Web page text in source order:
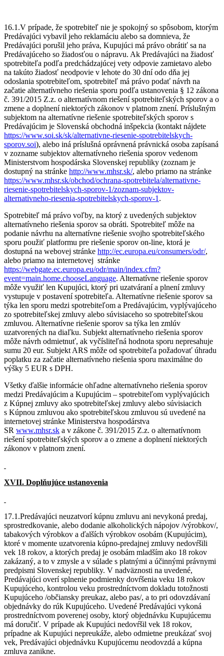
16.1.V prípade, že spotrebiteľ nie je spokojný so spôsobom, ktorým
Predávajúci vybavil jeho reklamáciu alebo sa domnieva, že
Predávajúci porušil jeho práva, Kupujúci má právo obrátiť sa na
Predávajúceho so žiadosťou o nápravu. Ak Predávajúci na žiadosť
spotrebiteľa podľa predchádzajúcej vety odpovie zamietavo alebo
na takúto žiadosť neodpovie v lehote do 30 dní odo dňa jej
odoslania spotrebiteľom, spotrebiteľ má právo podať návrh na
začatie alternatívneho riešenia sporu podľa ustanovenia § 12 zákona
č. 391/2015 Z.z. o alternatívnom riešení spotrebiteľských sporov a o
zmene a doplnení niektorých zákonov v platnom znení. Príslušným
subjektom na alternatívne riešenie spotrebiteľských sporov s
Predávajúcim je Slovenská obchodná inšpekcia (kontakt nájdete
https://www.soi.sk/sk/alternativne-riesenie-spotrebitelskych-
sporov.soi), alebo iná príslušná oprávnená právnická osoba zapísaná
v zozname subjektov alternatívneho riešenia sporov vedenom
Ministerstvom hospodárska Slovenskej republiky (zoznam je
dostupný na stránke http://www.mhsr.sk/, alebo priamo na stránke
https://www.mhsr.sk/obchod/ochrana-spotrebitela/alternativne-
riesenie-spotrebitelskych-sporov-1/zoznam-subjektov-
alternativneho-riesenia-spotrebitelskych-sporov-1 .
Spotrebiteľ má právo voľby, na ktorý z uvedených subjektov
alternatívneho riešenia sporov sa obráti. Spotrebiteľ môže na
podanie návrhu na alternatívne riešenie svojho spotrebiteľského
sporu použiť platformu pre riešenie sporov on-line, ktorá je
dostupná na webovej stránke http://ec.europa.eu/consumers/odr/,
alebo priamo na internetovej stránke
https://webgate.ec.europa.eu/odr/main/index.cfm?
event=main.home.chooseLanguage. Alternatívne riešenie sporov
môže využiť len Kupujúci, ktorý pri uzatváraní a plnení zmluvy
vystupuje v postavení spotrebiteľa. Alternatívne riešenie sporov sa
týka len sporu medzi spotrebiteľom a Predávajúcim, vyplývajúceho
zo spotrebiteľskej zmluvy alebo súvisiaceho so spotrebiteľskou
zmluvou. Alternatívne riešenie sporov sa týka len zmlúv
uzatvorených na diaľku. Subjekt alternatívneho riešenia sporov
môže návrh odmietnuť, ak vyčísliteľná hodnota sporu nepresahuje
sumu 20 eur. Subjekt ARS môže od spotrebiteľa požadovať úhradu
poplatku za začatie alternatívneho riešenia sporu maximálne do
výšky 5 EUR s DPH.
Všetky ďalšie informácie ohľadne alternatívneho riešenia sporov
medzi Predávajúcim a Kupujúcim – spotrebiteľom vyplývajúcich
z Kúpnej zmluvy ako spotrebiteľskej zmluvy alebo súvisiacich
s Kúpnou zmluvou ako spotrebiteľskou zmluvou sú uvedené na
internetovej stránke Ministerstva hospodárstva
SR www.mhsr.sk a v zákone č. 391/2015 Z.z. o alternatívnom
riešení spotrebiteľských sporov a o zmene a doplnení niektorých
zákonov v platnom znení.
XVII. Doplňujúce ustanovenia
17.1.Predávajúci neuzatvorí kúpnu zmluvu ani nevykoná predaj,
sprostredkovanie, alebo dodanie alkoholických nápojov /výrobkov/,
tabakových výrobkov a ďalších výrobkov osobám (Kupujúcim),
ktoré v momente uzatvorenia kúpno-predajnej zmluvy nedovŕšili
vek 18 rokov, a ktorých predaj je osobám mladším ako 18 rokov
zakázaný, a to v zmysle a v súlade s platnými a účinnými právnymi
predpismi Slovenskej republiky. V nadväznosti na uvedené,
Predávajúci overí splnenie podmienky dovŕšenia veku 18 rokov
Kupujúceho, kontrolou veku prostredníctvom dokladu totožnosti
Kupujúceho /občiansky preukaz, alebo pas/, a to pri odovzdávaní
objednávky do rúk Kupujúceho. Uvedené Predávajúci vykoná
prostredníctvom poverenej osoby, ktorý objednávku Kupujúcemu
má doručiť. V prípade ak Kupujúci nedovŕšil vek 18 rokov,
prípadne ak Kupujúci nepreukáže, alebo odmietne preukázať svoj
vek, Predávajúci objednávku Kupujúcemu neodovzdá a kúpna
zmluva zanikne.